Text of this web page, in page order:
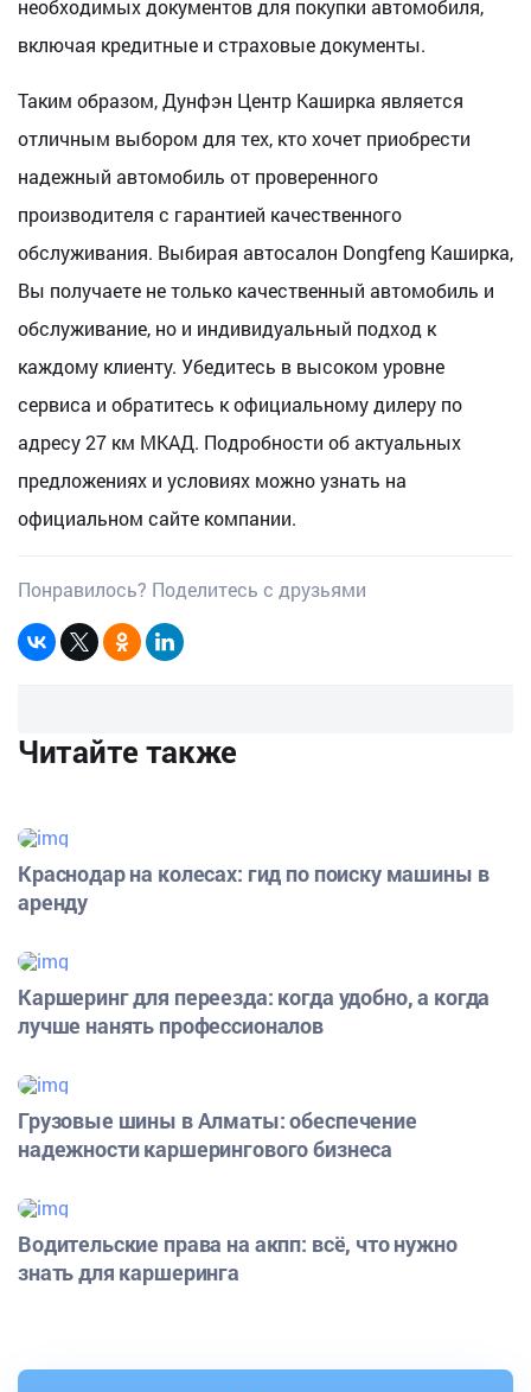
необходимых документов для покупки автомобиля,
включая кредитные и страховые документы.
Таким образом, Дунфэн Центр Каширка является
отличным выбором для тех, кто хочет приобрести
надежный автомобиль от проверенного
производителя с гарантией качественного
обслуживания. Выбирая автосалон Dongfeng Каширка,
Вы получаете не только качественный автомобиль и
обслуживание, но и индивидуальный подход к
каждому клиенту. Убедитесь в высоком уровне
сервиса и обратитесь к официальному дилеру по
адресу 27 км МКАД. Подробности об актуальных
предложениях и условиях можно узнать на
официальном сайте компании.
Понравилось? Поделитесь с друзьями
Читайте также
Краснодар на колесах: гид по поиску машины в
аренду
Каршеринг для переезда: когда удобно, а когда
лучше нанять профессионалов
Грузовые шины в Алматы: обеспечение
надежности каршерингового бизнеса
Водительские права на акпп: всё, что нужно
знать для каршеринга